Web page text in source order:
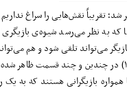
شد؛ تقریباً نقش‌هایی را سراغ
به نظر می‌رسد شیوه‌ی بازیگری
می‌تواند تلقی شود و هم
(۱۳۸۰) در چندین و چند قسمت ظاهر
بازیگرانی هستند که به